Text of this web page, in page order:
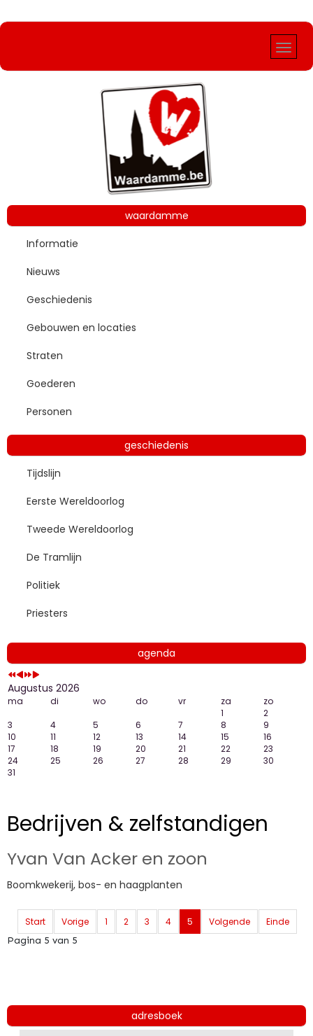
waardamme
Informatie
Nieuws
Geschiedenis
Gebouwen en locaties
Straten
Goederen
Personen
geschiedenis
Tijdslijn
Eerste Wereldoorlog
Tweede Wereldoorlog
De Tramlijn
Politiek
Priesters
agenda
Jaar
Maand
Jaar
Maand
Augustus 2026
ma di wo do vr za
zo
1
2
3
4 5 6 7 8
9
10
11 12 13 14 15
16
17
18 19 20 21 22
23
24
25 26 27 28 29
30
31
Bedrijven & zelfstandigen
Yvan Van Acker en zoon
Boomkwekerij, bos- en haagplanten
Start Vorige 1 2 3 4 5 Volgende
Einde
Pagina 5 van 5
adresboek